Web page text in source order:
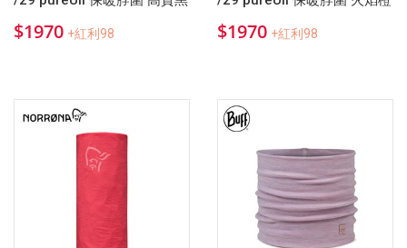
$1970 +紅利98 $1970 +紅利98